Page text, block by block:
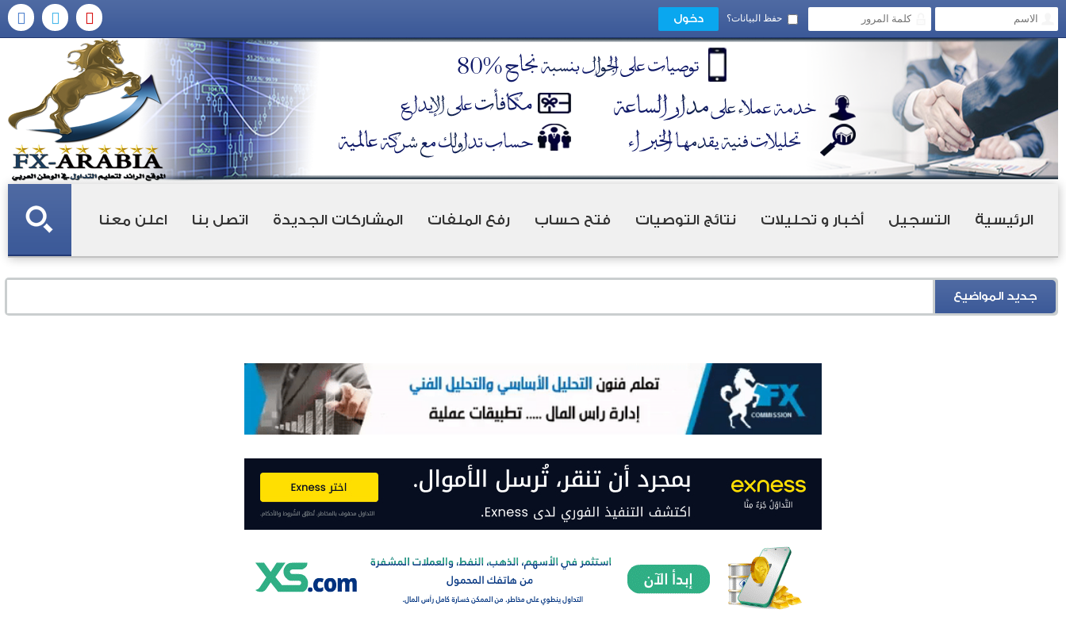
حفظ البيانات؟
الرئيسية التسجيل أخبار و تحليلات نتائج التوصيات فتح حساب رفع الملفات المشاركات الجديدة اتصل بنا اعلن معنا
جديد المواضيع